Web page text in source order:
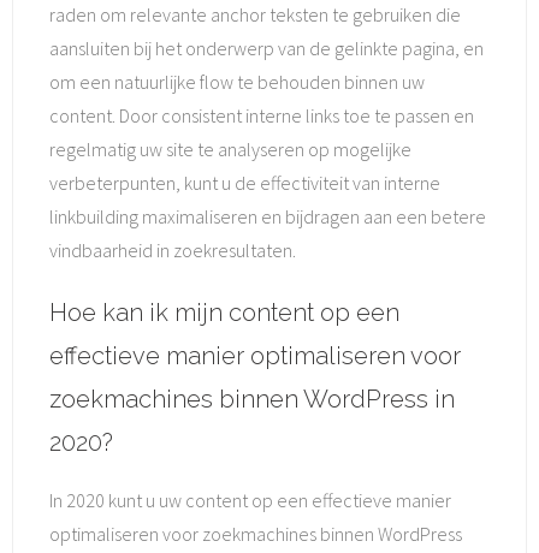
raden om relevante anchor teksten te gebruiken die
aansluiten bij het onderwerp van de gelinkte pagina, en
om een natuurlijke flow te behouden binnen uw
content. Door consistent interne links toe te passen en
regelmatig uw site te analyseren op mogelijke
verbeterpunten, kunt u de effectiviteit van interne
linkbuilding maximaliseren en bijdragen aan een betere
vindbaarheid in zoekresultaten.
Hoe kan ik mijn content op een
effectieve manier optimaliseren voor
zoekmachines binnen WordPress in
2020?
In 2020 kunt u uw content op een effectieve manier
optimaliseren voor zoekmachines binnen WordPress